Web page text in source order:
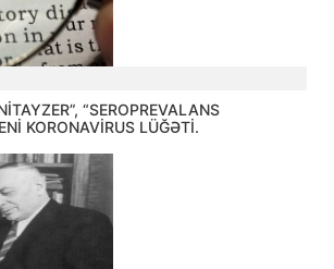
“SEROPREVALANS
KORONAVİRUS LÜĞƏTİ.